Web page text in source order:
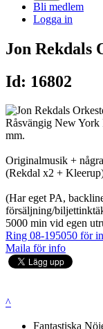
Bli medlem
Logga in
Jon Rekdals
Id: 16802
Råsvängig New York
mm.
Originalmusik +
(Rekdal x2 +
(Har eget PA,
försäljning/
5000 min vid egen
Ring 08-195050 för
Maila för info
^
Fantastiska